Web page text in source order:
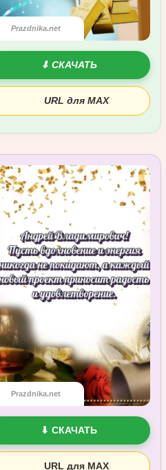
Prazdnika.net
⬇ СКАЧАТЬ
URL для MAX
Prazdnika.net
⬇ СКАЧАТЬ
URL для MAX